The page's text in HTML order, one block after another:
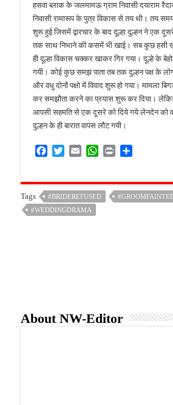
हसवा ब्लाक के जलमामऊ ग्राम निवासी दयाराम
निवासी रामारूप के पुत्र विकास से तय थी। तय समय
शुरू हुई जिसमें द्वारचार के बाद दूल्हा दुल्हन ने एक
तक साथ निभाने की कसमें भी खाई। सब कुछ हसी
ही दूल्हा विकास चक्कर खाकर गिर गया। दूल्हे के
गयी। कोई कुछ समझ पाता तब तक दुल्हन पक्ष के
और वधु दोनों पक्षो में विवाद शुरू हो गया। मामला
कर समझौता करने का प्रयास शुरू कर दिया। लेकिन
आपसी सहमति से एक दूसरे को दिये गये लेनदेन को
दुल्हन के ही बारात वापस लौट गयी।
e
b
o
t
t
e
i
l
W
t
s
n
r
e
Tags #BRIDEREFUSED
#WEDDINGDRAMA
About NW-Editor